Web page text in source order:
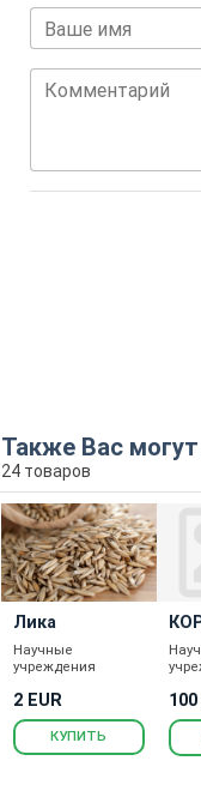
Ваше имя
Комментарий
Также Вас
24 товаров
Лика
Научные
учреждения
2 EUR
КУПИТЬ
100